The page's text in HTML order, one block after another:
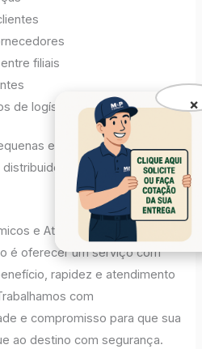
filiais
de logística
empresas, comércios,
distribuidoras e prestadores de
e Atendimento Rápido
é oferecer um serviço com
rapidez e atendimento
com
e compromisso para que sua
ao destino com segurança.
×